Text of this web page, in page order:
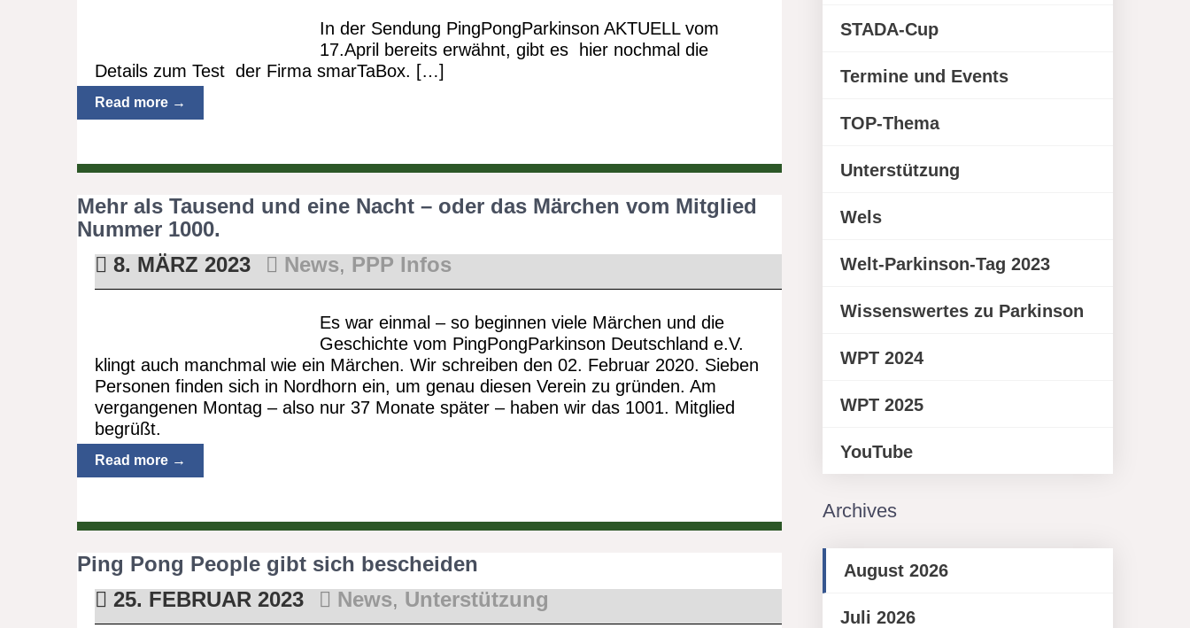
In der Sendung PingPongParkinson AKTUELL vom
17.April bereits erwähnt, gibt es hier nochmal die
Details zum Test der Firma smarTaBox. […]
Read more →
Mehr als Tausend und eine Nacht – oder das Märchen vom Mitglied
Nummer 1000.
8. MÄRZ 2023
News, PPP Infos
Es war einmal – so beginnen viele Märchen und die
Geschichte vom PingPongParkinson Deutschland e.V.
klingt auch manchmal wie ein Märchen. Wir schreiben den 02. Februar 2020. Sieben
Personen finden sich in Nordhorn ein, um genau diesen Verein zu gründen. Am
vergangenen Montag – also nur 37 Monate später – haben wir das 1001. Mitglied
begrüßt.
Read more →
Ping Pong People gibt sich bescheiden
25. FEBRUAR 2023
News, Unterstützung
STADA-Cup
Termine und Events
TOP-Thema
Unterstützung
Wels
Welt-Parkinson-Tag 2023
Wissenswertes zu Parkinson
WPT 2024
WPT 2025
YouTube
Archives
August 2026
Juli 2026